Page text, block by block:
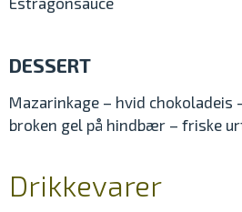
DESSERT
Mazarinkage – hvid
broken gel på hindbær – friske
Drikkevarer